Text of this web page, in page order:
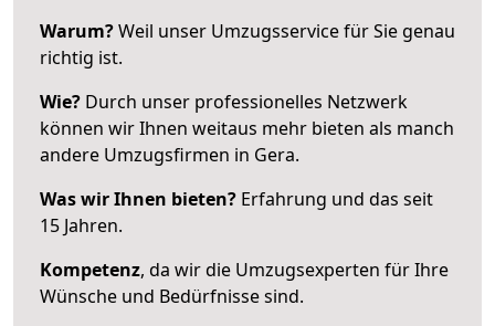
Warum?Weil unser Umzugsservice für Sie genau
richtig ist.
Wie? Durch unser professionelles Netzwerk
können wir Ihnen weitaus mehr bieten als manch
andere Umzugsfirmen in Gera.
Was wir Ihnen bieten? Erfahrung und das seit
15 Jahren.
Kompetenz, da wir die Umzugsexperten für Ihre
Wünsche und Bedürfnisse sind.